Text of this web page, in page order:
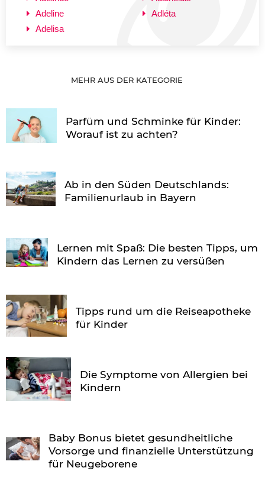
Adeline
Adelisa
Adléta
MEHR AUS DER KATEGORIE
Parfüm und Schminke für Kinder:
Worauf ist zu achten?
Ab in den Süden Deutschlands:
Familienurlaub in Bayern
Lernen mit Spaß: Die besten Tipps, um
Kindern das Lernen zu versüßen
Tipps rund um die Reiseapotheke
für Kinder
Die Symptome von Allergien bei
Kindern
Baby Bonus bietet gesundheitliche
Vorsorge und finanzielle Unterstützung
für Neugeborene